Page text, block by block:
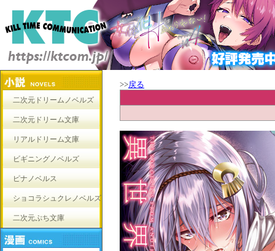
二次元ドリームノベルズ
二次元ドリーム文庫
リアルドリーム文庫
ビギニングノベルズ
ピナノベルス
ショコラシュクレノベルズ
二次元ぷち文庫
>>戻る